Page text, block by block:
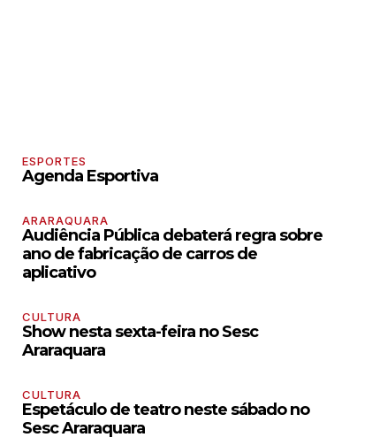
ESPORTES
Agenda Esportiva
ARARAQUARA
Audiência Pública debaterá regra sobre
ano de fabricação de carros de
aplicativo
CULTURA
Show nesta sexta-feira no Sesc
Araraquara
CULTURA
Espetáculo de teatro neste sábado no
Sesc Araraquara